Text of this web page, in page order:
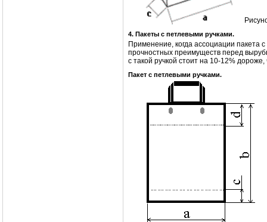
4. Пакеты с петлевыми ручками.
Применение, когда ассоциации пакета
прочностных преимуществ перед
с такой ручкой стоит на 10-12%
Пакет с петлевыми ручками.